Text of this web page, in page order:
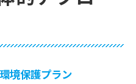
境保護プラン